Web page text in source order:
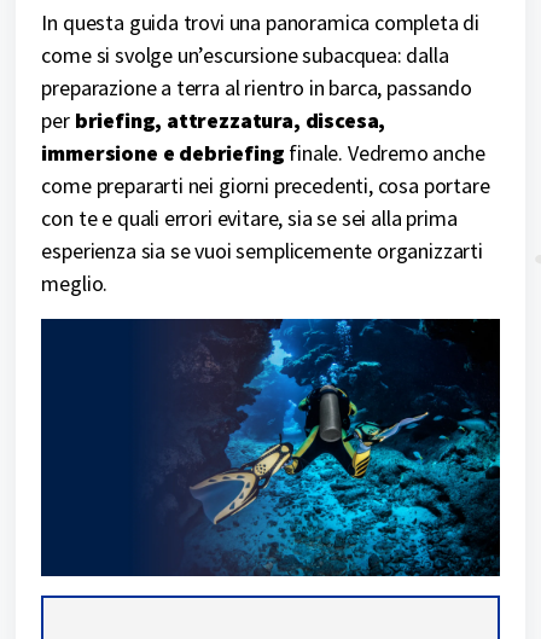
In questa guida trovi una panoramica completa di
come si svolge un’escursione subacquea: dalla
preparazione a terra al rientro in barca, passando
per briefing, attrezzatura, discesa,
immersione e debriefing finale. Vedremo anche
come prepararti nei giorni precedenti, cosa portare
con te e quali errori evitare, sia se sei alla prima
esperienza sia se vuoi semplicemente organizzarti
meglio.